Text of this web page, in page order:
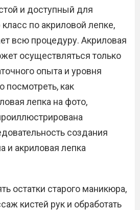
и доступный для
по акриловой лепке,
всю процедуру. Акриловая
осуществляться только
опыта и уровня
посмотреть, как
лепка на фото,
создания
и акриловая лепка
остатки старого маникюра,
кистей рук и обработать